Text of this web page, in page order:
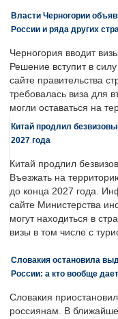
Власти Черногории
России и ряда других
Черногория вводит
Решение вступит в
сайте правительства
требовалась виза для
могли оставаться на
Китай продлил
2027 года
Китай продлил
Въезжать на
до конца 2027 года.
сайте Министерства
могут находиться в
визы в том числе с
Словакия остановила
России: а кто вообще
Словакия
россиянам. В